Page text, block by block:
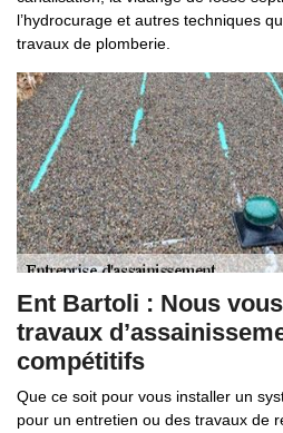
l’hydrocurage et autres techniques
travaux de plomberie.
Ent Bartoli : Nous
travaux
compétitifs
Que ce soit pour vous installer un
pour un entretien ou des travaux de